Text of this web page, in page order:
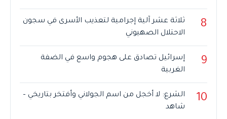
8
ثلاثة عشر آلية إجرامية لتعذيب الأسرى في سجون
الاحتلال الصهيوني
9
إسرائيل تصادق على هجوم واسع في الضفة
الغربية
10
الشرع: لا أخجل من اسم الجولاني وأفتخر بتاريخي –
شاهد